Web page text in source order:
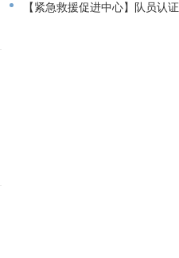
【紧急救援促进中心】队员认证